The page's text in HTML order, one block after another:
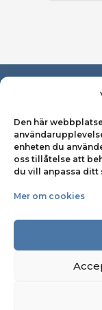
Den här
enheten du
oss tillåtelse att
du vill anpassa ditt
Mer om cookies
Om Svensk
Pressrum
Kontakta oss
Integritetspolicy
Cookiepolicy